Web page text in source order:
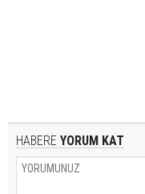
HABERE YORUM KAT